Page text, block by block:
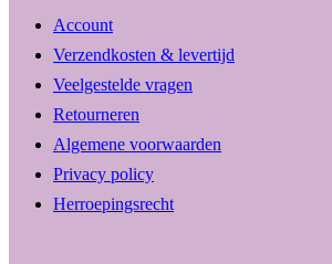
Account
Verzendkosten & levertijd
Veelgestelde vragen
Retourneren
Algemene voorwaarden
Privacy policy
Herroepingsrecht